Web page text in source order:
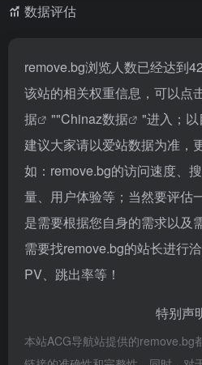
数据评估
remove.bg浏览人数已经达到
该站的相关权重信息，可以点
据
""Chinaz数据
"进入；以
建议大家请以爱站数据为准，
如：remove.bg的访问速度、
量、用户体验等；当然要评估
是需要根据您自身的需求以及
需要找remove.bg的站长进行
PV、跳出率等！
特别声
本站ACG导航站提供的remove.bg